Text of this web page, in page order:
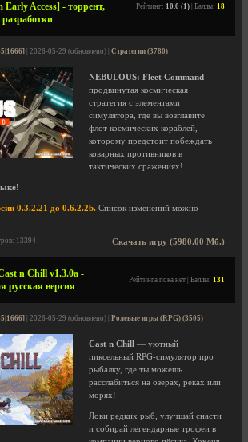
Early Access] - торрент,
разработки
Рейтинг: 10.0 (1) | Баллы: 18
| 2026-05-29 (обновлено) | Стратегии (3780)
NEBULOUS: Fleet Command -
продвинутая космическая
стратегия с элементами
симулятора, где вы возглавите
флот космических кораблей,
которому предстоит побеждать
коварных противников в
тактических сражениях!
0.3.2.21 до 0.6.2.2b. Список изменений можно
Скачать игру (5980.00 Мб.)
13394
n Chill v1.3.0a -
русская версия
Рейтинга пока нет | Баллы: 131
| 2026-05-29 (обновлено) | Ролевые игры (RPG) (3505)
Cast n Chill — уютный
пиксельный RPG-симулятор про
рыбалку, где ты можешь
расслабиться на озёрах, реках или
морях!
Лови редких рыб, улучшай снасти
и собирай легендарные трофеи в